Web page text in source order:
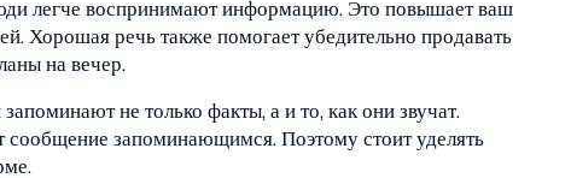
легче воспринимают информацию. Это повышает ваш
Хорошая речь также помогает убедительно продавать
на вечер.
не только факты, а и то, как они звучат.
сообщение запоминающимся. Поэтому стоит уделять